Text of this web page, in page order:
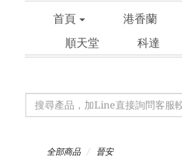
首頁
港香蘭
順天堂
科達
全部商品 晉安